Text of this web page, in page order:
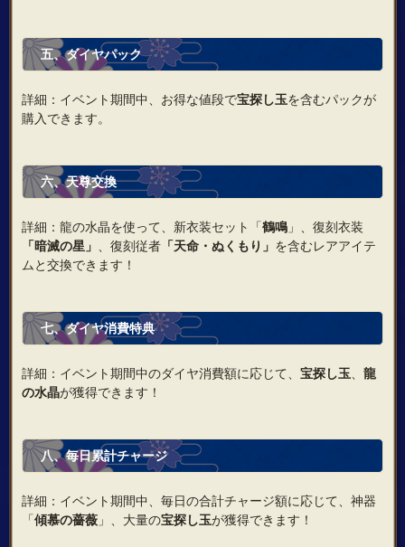
五、ダイヤパック
詳細：イベント期間中、お得な値段で宝探し玉を含むパックが
購入できます。
六、天尊交換
詳細：龍の水晶を使って、新衣装セット「鶴鳴」、復刻衣装
「暗滅の星」 、復刻従者「天命・ぬくもり」 を含むレアアイテ
ムと交換できます！
七、ダイヤ消費特典
詳細：イベント期間中のダイヤ消費額に応じて、 宝探し玉、 龍
の水晶が獲得できます！
八、毎日累計チャージ
詳細：イベント期間中、毎日の合計チャージ額に応じて、神器
「傾慕の薔薇」、大量の宝探し玉が獲得できます！